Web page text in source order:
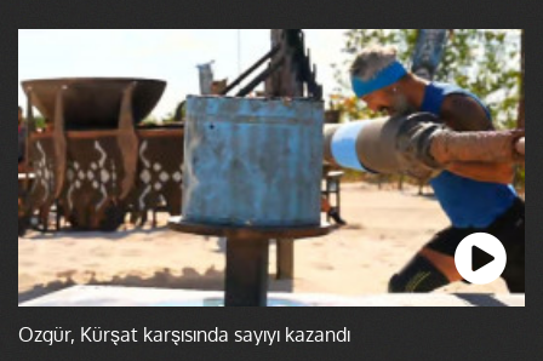
Özgür, Kürşat karşısında sayıyı kazandı